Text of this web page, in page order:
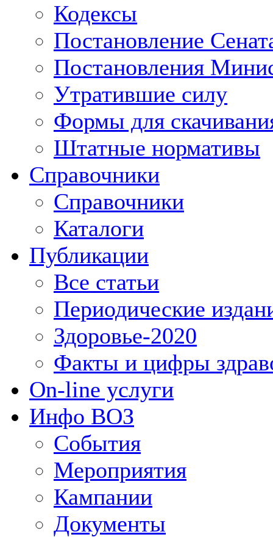
Кодексы
Постановление
Постановления
Утратившие силу
Формы для
Штатные нормативы
Справочники
Справочники
Каталоги
Публикации
Все статьи
Периодические
Здоровье-2020
Факты и цифры
On-line услуги
Инфо ВОЗ
События
Мероприятия
Кампании
Документы